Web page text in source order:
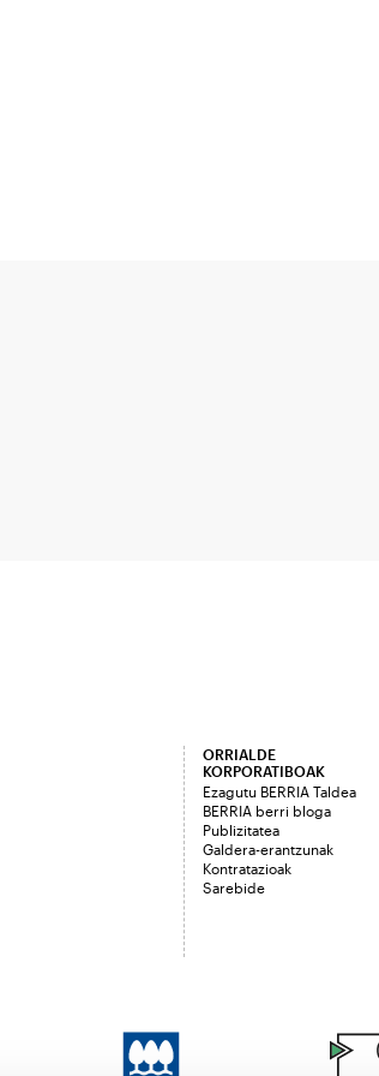
ORRIALDE
KORPORATIBOAK
Ezagutu BERRIA Taldea
BERRIA berri bloga
Publizitatea
Galdera-erantzunak
Kontratazioak
Sarebide